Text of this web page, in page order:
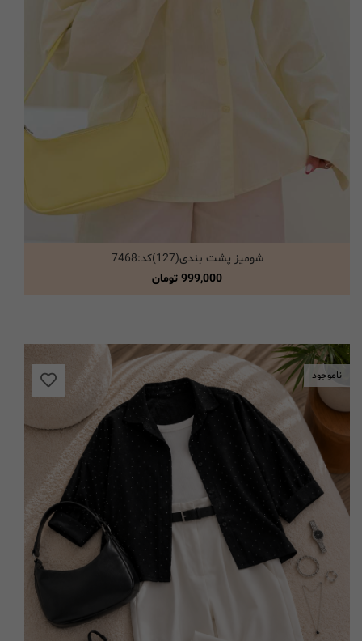
انتخاب گزینه ها
شومیز پشت بندی(127)کد:7468
999,000 تومان
ناموجود